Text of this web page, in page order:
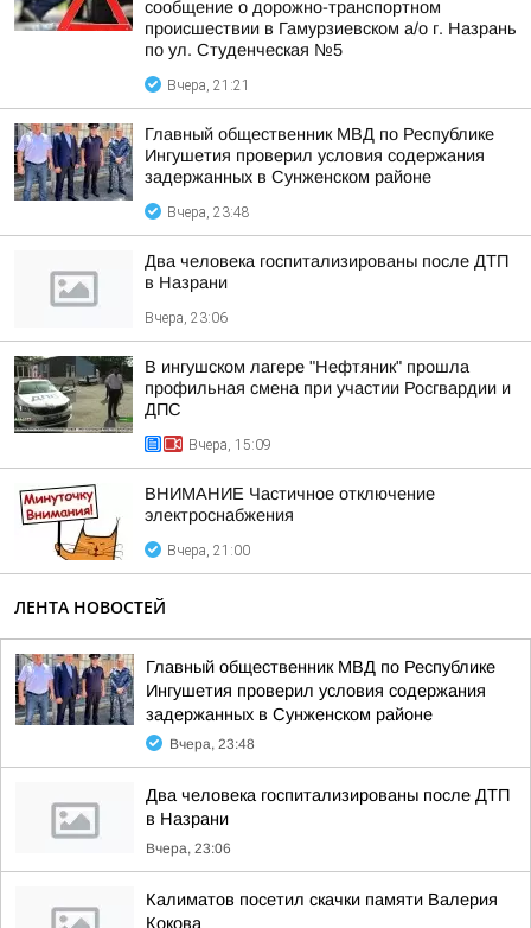
сообщение о дорожно-транспортном
происшествии в Гамурзиевском а/о г. Назрань
по ул. Студенческая №5
Вчера, 21:21
Главный общественник МВД по Республике
Ингушетия проверил условия содержания
задержанных в Сунженском районе
Вчера, 23:48
Два человека госпитализированы после ДТП
в Назрани
Вчера, 23:06
В ингушском лагере "Нефтяник" прошла
профильная смена при участии Росгвардии и
ДПС
Вчера, 15:09
ВНИМАНИЕ Частичное отключение
электроснабжения
Вчера, 21:00
ЛЕНТА НОВОСТЕЙ
Главный общественник МВД по Республике
Ингушетия проверил условия содержания
задержанных в Сунженском районе
Вчера, 23:48
Два человека госпитализированы после ДТП
в Назрани
Вчера, 23:06
Калиматов посетил скачки памяти Валерия
Кокова